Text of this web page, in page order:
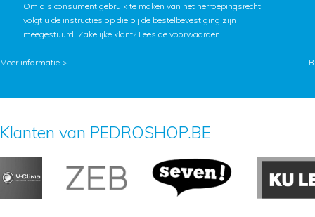
Om als consument gebruik te maken van het herroepingsrecht
volgt u de instructies op die bij de bestelbevestiging zijn
meegestuurd. Zakelijke klant? Lees de voorwaarden.
Meer informatie >
Klanten van PEDROSHOP.BE